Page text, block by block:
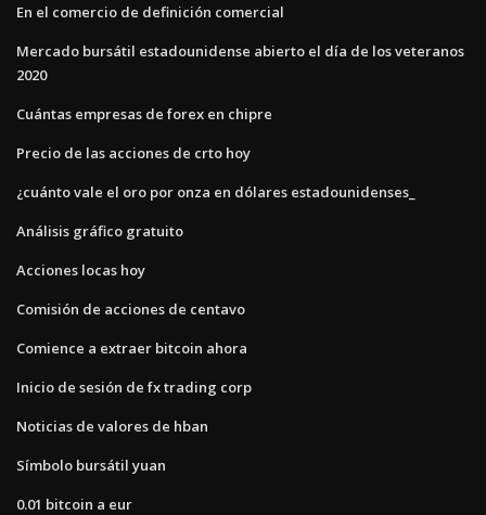
En el comercio de definición comercial
Mercado bursátil estadounidense abierto el día de los veteranos
2020
Cuántas empresas de forex en chipre
Precio de las acciones de crto hoy
¿cuánto vale el oro por onza en dólares estadounidenses_
Análisis gráfico gratuito
Acciones locas hoy
Comisión de acciones de centavo
Comience a extraer bitcoin ahora
Inicio de sesión de fx trading corp
Noticias de valores de hban
Símbolo bursátil yuan
0.01 bitcoin a eur